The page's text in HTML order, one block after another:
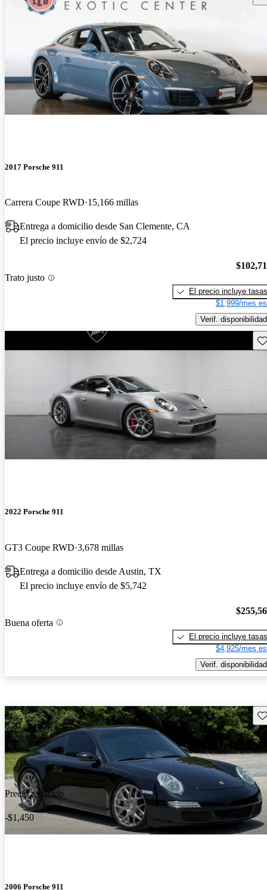
2017 Porsche 911
Carrera Coupe RWD 15,166 millas
Entrega a domicilio desde San Clemente, CA
El precio incluye envío de $2,724
Trato justo
El precio incluye tasas
$1,999/mes
Verif. disponibilidad
2022 Porsche 911
GT3 Coupe RWD 3,678 millas
Entrega a domicilio desde Austin, TX
El precio incluye envío de $5,742
Buena oferta
El precio incluye tasas
$4,925/mes
Verif. disponibilidad
Precio reducido
-$1,450
2006 Porsche 911